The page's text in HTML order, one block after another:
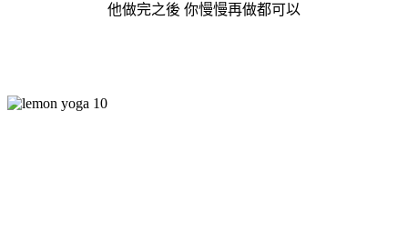
他做完之後 你慢慢再做都可以